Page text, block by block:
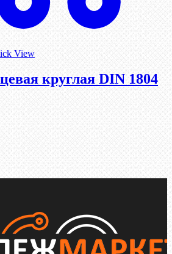
View
круглая DIN 1804